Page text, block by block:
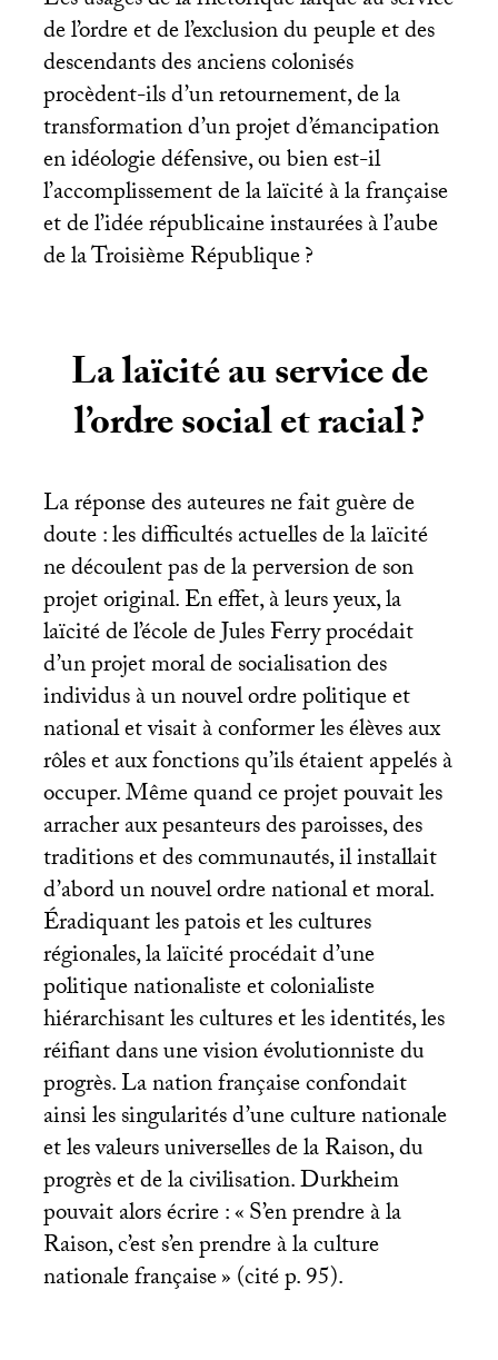
de l’ordre et de l’exclusion du peuple et des
descendants des anciens colonisés
procèdent-ils d’un retournement, de la
transformation d’un projet d’émancipation
en idéologie défensive, ou bien est-il
l’accomplissement de la laïcité à la française
et de l’idée républicaine instaurées à l’aube
de la Troisième République?
La laïcité au service de
l’ordre social et racial?
La réponse des auteures ne fait guère de
doute : les difficultés actuelles de la laïcité
ne découlent pas de la perversion de son
projet original. En effet, à leurs yeux, la
laïcité de l’école de Jules Ferry procédait
d’un projet moral de socialisation des
individus à un nouvel ordre politique et
national et visait à conformer les élèves aux
rôles et aux fonctions qu’ils étaient appelés à
occuper. Même quand ce projet pouvait les
arracher aux pesanteurs des paroisses, des
traditions et des communautés, il installait
d’abord un nouvel ordre national et moral.
Éradiquant les patois et les cultures
régionales, la laïcité procédait d’une
politique nationaliste et colonialiste
hiérarchisant les cultures et les identités, les
réifiant dans une vision évolutionniste du
progrès. La nation française confondait
ainsi les singularités d’une culture nationale
et les valeurs universelles de la Raison, du
progrès et de la civilisation. Durkheim
pouvait alors écrire : «S’en prendre à la
Raison, c’est s’en prendre à la culture
nationale française» (cité p. 95).